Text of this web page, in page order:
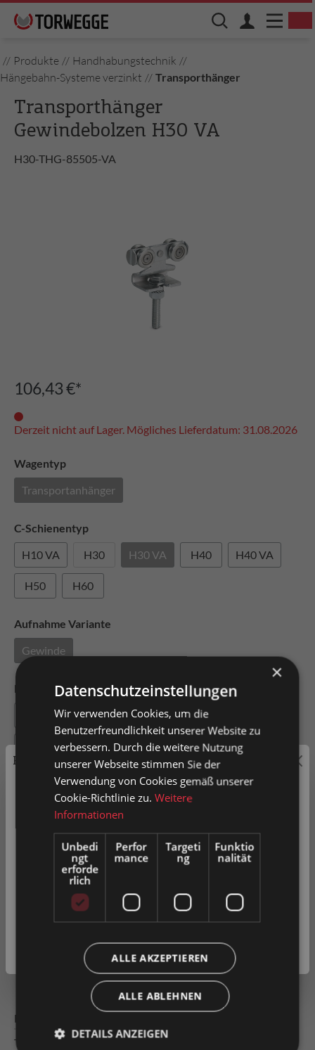
// Produkte // Handhabungstechnik //
Hängebahn-Systeme verzinkt // Transporthänger
Transporthänger
Gewindebolzen H30 VA
H30-THG-85505-VA
106,43 €*
Derzeit nicht auf Lager. Mögliches Lieferdatum: 31.08.2026
Wagentyp
Transportanhänger
C-Schienentyp
H10 VA
H30 H30 VA H40 H40 VA
H50 H60
Aufnahme Variante
Gewinde
Länge Leitungswagen
75 87.5 91
156 158
In den Warenkorb
Artikel-Nr.0042177
Produkt vergleichen
Fragen zum Produkt
Beschreibung
Transporthänger mit Gewindebolzen mit 4 Stahlrädern
Preisauszeichnung
Privatkunden können Preise mit MwSt. (brutto) und
Geschäftskunden Preise ohne MwSt. (netto) angezeigt
werden.
Bitte wählen Sie Ihre bevorzugte Einstellung:
Privatkunde
Geschäftskunde( exkl. MwSt. )
×
Datenschutzeinstellungen
Wir verwenden Cookies, um die
Benutzerfreundlichkeit unserer Website zu
verbessern. Durch die weitere Nutzung
unserer Webseite stimmen Sie der
Verwendung von Cookies gemäß unserer
Cookie-Richtlinie zu.Weitere
Informationen
Unbedi
ngt
erforde
rlich
Perfor
mance
Targeti
ng
Funktio
nalität
ALLE AKZEPTIEREN
ALLE ABLEHNEN
DETAILS ANZEIGEN